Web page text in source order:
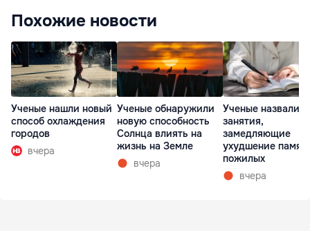
Похожие новости
Ученые нашли новый
способ охлаждения
городов
вчера
Ученые обнаружили
новую способность
Солнца влиять на
жизнь на Земле
вчера
Ученые назвали
занятия,
замедляющие
ухудшение
пожилых
вчера